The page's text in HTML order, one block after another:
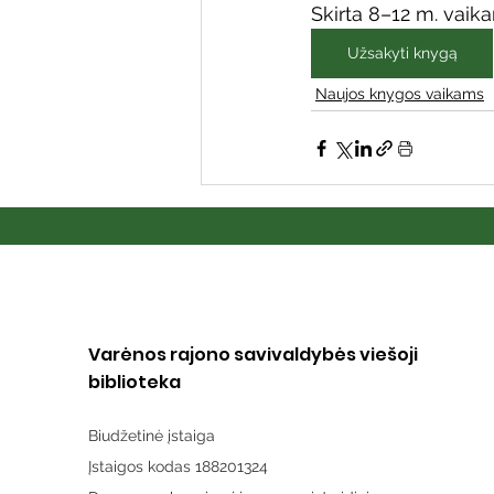
Skirta 8–12 m.
Užsakyti knygą
Naujos knygos vaikams
Varėnos rajono savivaldybės viešoji
biblioteka
Biudžetinė įstaiga
Įstaigos kodas 188201324